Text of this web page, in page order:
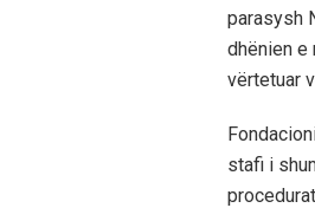
parasysh
dhënien e
vërtetuar
stafi i